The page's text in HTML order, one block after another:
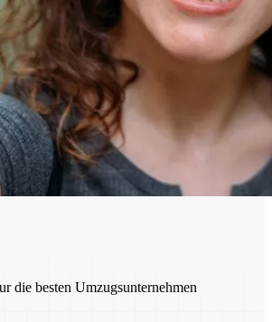
die besten Umzugsunternehmen